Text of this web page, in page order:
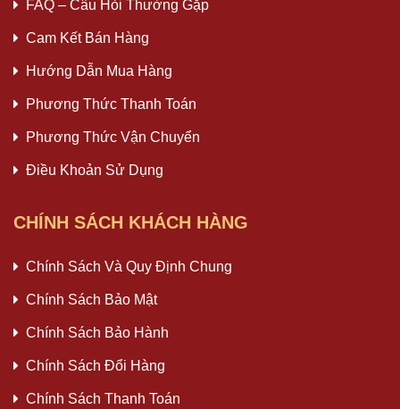
FAQ – Câu Hỏi Thường Gặp
Cam Kết Bán Hàng
Hướng Dẫn Mua Hàng
Phương Thức Thanh Toán
Phương Thức Vận Chuyển
Điều Khoản Sử Dụng
CHÍNH SÁCH KHÁCH HÀNG
Chính Sách Và Quy Định Chung
Chính Sách Bảo Mật
Chính Sách Bảo Hành
Chính Sách Đổi Hàng
Chính Sách Thanh Toán